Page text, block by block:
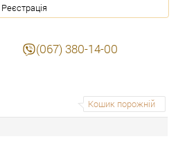
Реєстрація
(067) 380-14-00
Кошик порожній